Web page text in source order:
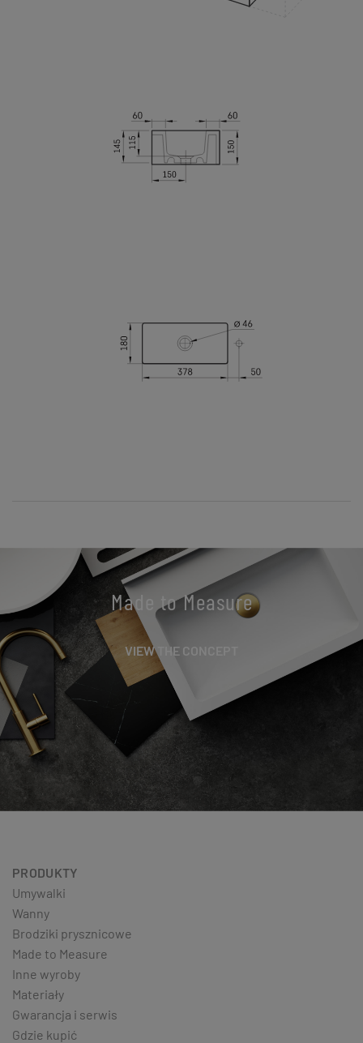
Made to Measure
VIEW THE CONCEPT
PRODUKTY
Umywalki
Wanny
Brodziki prysznicowe
Made to Measure
Inne wyroby
Materiały
Gwarancja i serwis
Gdzie kupić